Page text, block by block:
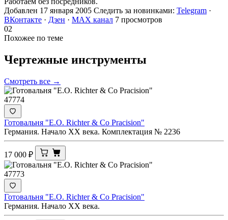
Добавлен 17 января 2005 Следить за новинками: Telegram ·
ВКонтакте · Дзен · MAX канал 7 просмотров
02
Похожее по теме
Чертежные инструменты
Смотреть все →
47774
Готовальня "E.O. Richter & Co Pracision"
Германия. Начало XX века. Комплектация № 2236
17 000 ₽
47773
Готовальня "E.O. Richter & Co Pracision"
Германия. Начало XX века.